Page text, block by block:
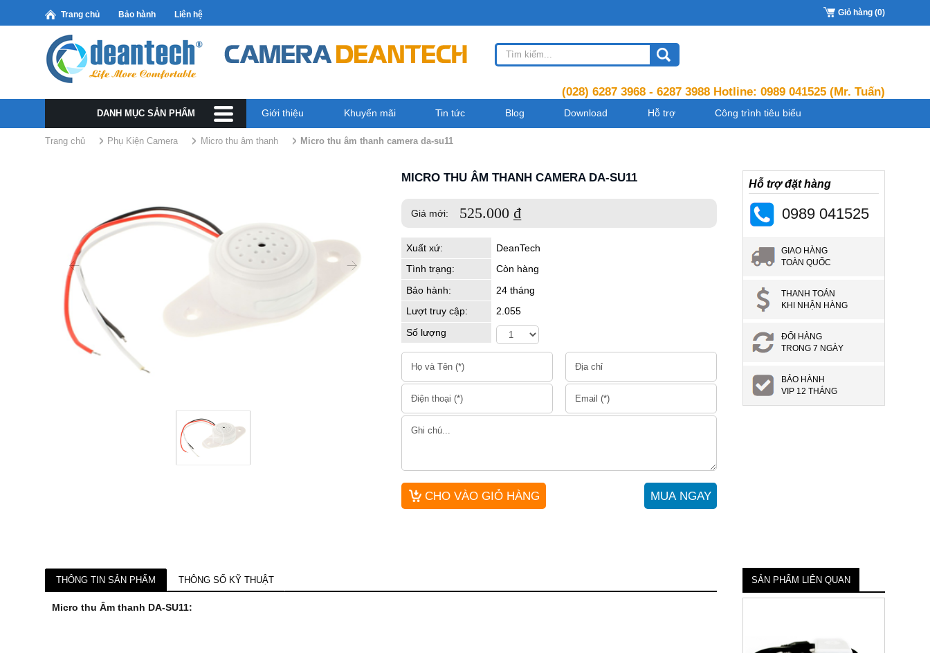
Trang chủ Bảo hành Liên hệ Giỏ hàng (0)
(028) 6287 3968 - 6287 3988 Hotline: 0989 041525 (Mr. Tuấn)
DANH MỤC SẢN PHẨM Giới thiệu Khuyến mãi Tin tức Blog Download Hỗ trợ Công trình tiêu biểu
Trang chủ Phụ Kiện Camera Micro thu âm thanh micro thu âm thanh camera da-su11
MICRO THU ÂM THANH CAMERA DA-SU11
Giá mới: 525.000 ₫
Xuất xứ:
DeanTech
Tình trạng:
Còn hàng
Bảo hành:
24 tháng
Lượt truy cập:
2.055
Số lượng
Hỗ trợ đặt hàng
0989 041525
GIAO HÀNG
TOÀN QUỐC
THANH TOÁN
KHI NHẬN HÀNG
ĐỔI HÀNG
TRONG 7 NGÀY
BẢO HÀNH
VIP 12 THÁNG
THÔNG TIN SẢN PHẨM THÔNG SỐ KỸ THUẬT
Micro thu Âm thanh DA-SU11:
SẢN PHẨM LIÊN QUAN